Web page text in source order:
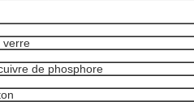
verre
de phosphore